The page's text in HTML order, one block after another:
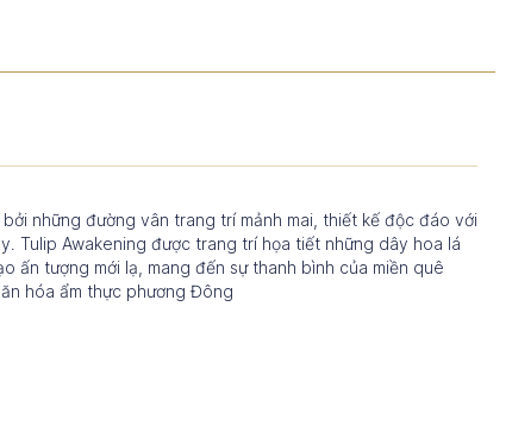
những đường vân trang trí mảnh mai, thiết kế độc đáo với
Tulip Awakening được trang trí họa tiết những dây hoa lá
ấn tượng mới lạ, mang đến sự thanh bình của miền quê
hóa ẩm thực phương Đông